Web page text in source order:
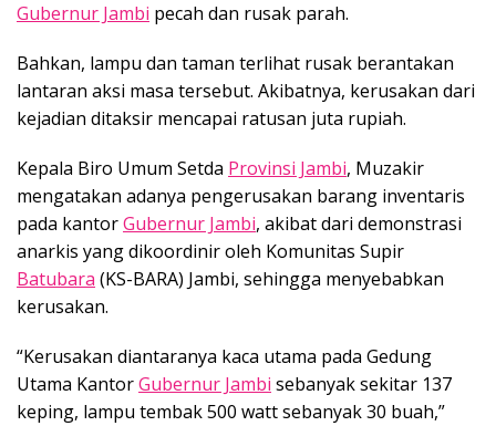
Gubernur Jambi pecah dan rusak parah.
Bahkan, lampu dan taman terlihat rusak berantakan
lantaran aksi masa tersebut. Akibatnya, kerusakan dari
kejadian ditaksir mencapai ratusan juta rupiah.
Kepala Biro Umum Setda Provinsi Jambi, Muzakir
mengatakan adanya pengerusakan barang inventaris
pada kantorGubernur Jambi, akibat dari demonstrasi
anarkis yang dikoordinir oleh Komunitas Supir
Batubara (KS-BARA) Jambi, sehingga menyebabkan
kerusakan.
“Kerusakan diantaranya kaca utama pada Gedung
Utama KantorGubernur Jambi sebanyak sekitar 137
keping, lampu tembak 500 watt sebanyak 30 buah,”